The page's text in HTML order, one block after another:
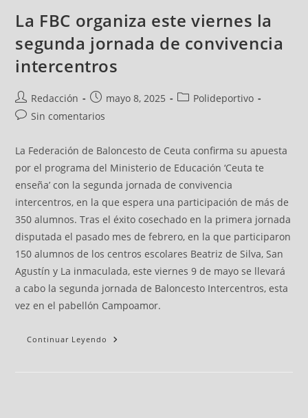
La FBC organiza este viernes la
segunda jornada de convivencia
intercentros
Redacción mayo 8, 2025
Polideportivo
Sin comentarios
La Federación de Baloncesto de Ceuta confirma su apuesta
por el programa del Ministerio de Educación ‘Ceuta te
enseña’ con la segunda jornada de convivencia
intercentros, en la que espera una participación de más de
350 alumnos. Tras el éxito cosechado en la primera jornada
disputada el pasado mes de febrero, en la que participaron
150 alumnos de los centros escolares Beatriz de Silva, San
Agustín y La inmaculada, este viernes 9 de mayo se llevará
a cabo la segunda jornada de Baloncesto Intercentros, esta
vez en el pabellón Campoamor.
Continuar Leyendo